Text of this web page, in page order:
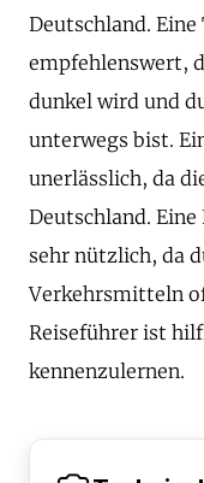
Deutschland.
empfehlenswert,
dunkel wird und
unterwegs bist.
unerlässlich, da
Deutschland.
sehr nützlich, da
Verkehrsmitteln
Reiseführer ist
kennenzulernen.